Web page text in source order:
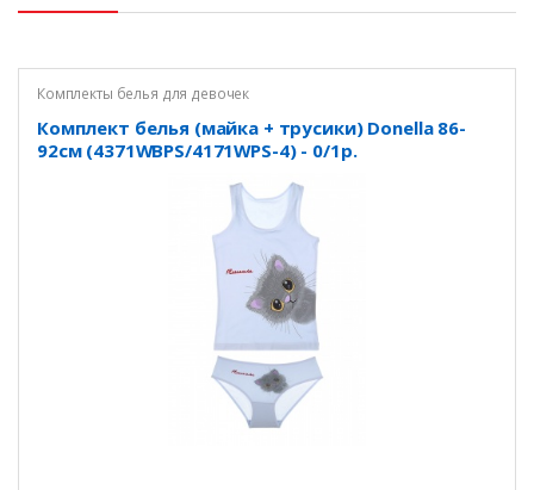
Комплекты белья для девочек
Комплект белья (майка + трусики) Donella 86-
92см (4371WBPS/4171WPS-4) - 0/1р.